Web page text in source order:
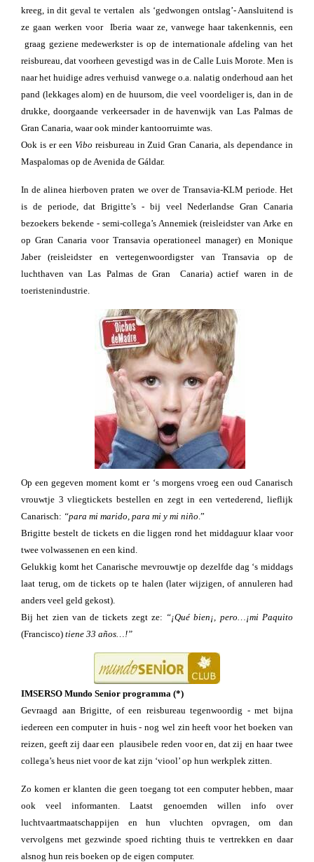
kreeg, in dit geval te vertalen als ‘gedwongen ontslag’- Aansluitend is
ze gaan werken voor Iberia waar ze, vanwege haar takenkennis, een
graag geziene medewerkster is op de internationale afdeling van het
reisbureau, dat voorheen gevestigd was in de Calle Luis Morote. Men is
naar het huidige adres verhuisd vanwege o.a. nalatig onderhoud aan het
pand (lekkages alom) en de huursom, die veel voordeliger is, dan in de
drukke, doorgaande verkeersader in de havenwijk van Las Palmas de
Gran Canaria, waar ook minder kantoorruimte was.
Ook is er een Vibo reisbureau in Zuid Gran Canaria, als dependance in
Maspalomas op de Avenida de Gáldar.
In de alinea hierboven praten we over de Transavia-KLM periode. Het
is de periode, dat Brigitte’s - bij veel Nederlandse Gran Canaria
bezoekers bekende - semi-collega’s Annemiek (reisleidster van Arke en
op Gran Canaria voor Transavia operationeel manager) en Monique
Jaber (reisleidster en vertegenwoordigster van Transavia op de
luchthaven van Las Palmas de Gran Canaria) actief waren in de
toeristenindustrie.
Op een gegeven moment komt er ‘s morgens vroeg een oud Canarisch
vrouwtje 3 vliegtickets bestellen en zegt in een vertederend, lieflijk
Canarisch: “para mi marido, para mi y mi niño .”
Brigitte bestelt de tickets en die liggen rond het middaguur klaar voor
twee volwassenen en een kind.
Gelukkig komt het Canarische mevrouwtje op dezelfde dag ‘s middags
laat terug, om de tickets op te halen (later wijzigen, of annuleren had
anders veel geld gekost).
Bij het zien van de tickets zegt ze: “¡Qué bien¡, pero…¡mi Paquito
(Francisco) tiene 33 años…!”
IMSERSO Mundo Senior programma (*)
Gevraagd aan Brigitte, of een reisbureau tegenwoordig - met bijna
iedereen een computer in huis - nog wel zin heeft voor het boeken van
reizen, geeft zij daar een plausibele reden voor en, dat zij en haar twee
collega’s heus niet voor de kat zijn ‘viool’ op hun werkplek zitten.
Zo komen er klanten die geen toegang tot een computer hebben, maar
ook veel informanten. Laatst genoemden willen info over
luchtvaartmaatschappijen en hun vluchten opvragen, om dan
vervolgens met gezwinde spoed richting thuis te vertrekken en daar
alsnog hun reis boeken op de eigen computer.